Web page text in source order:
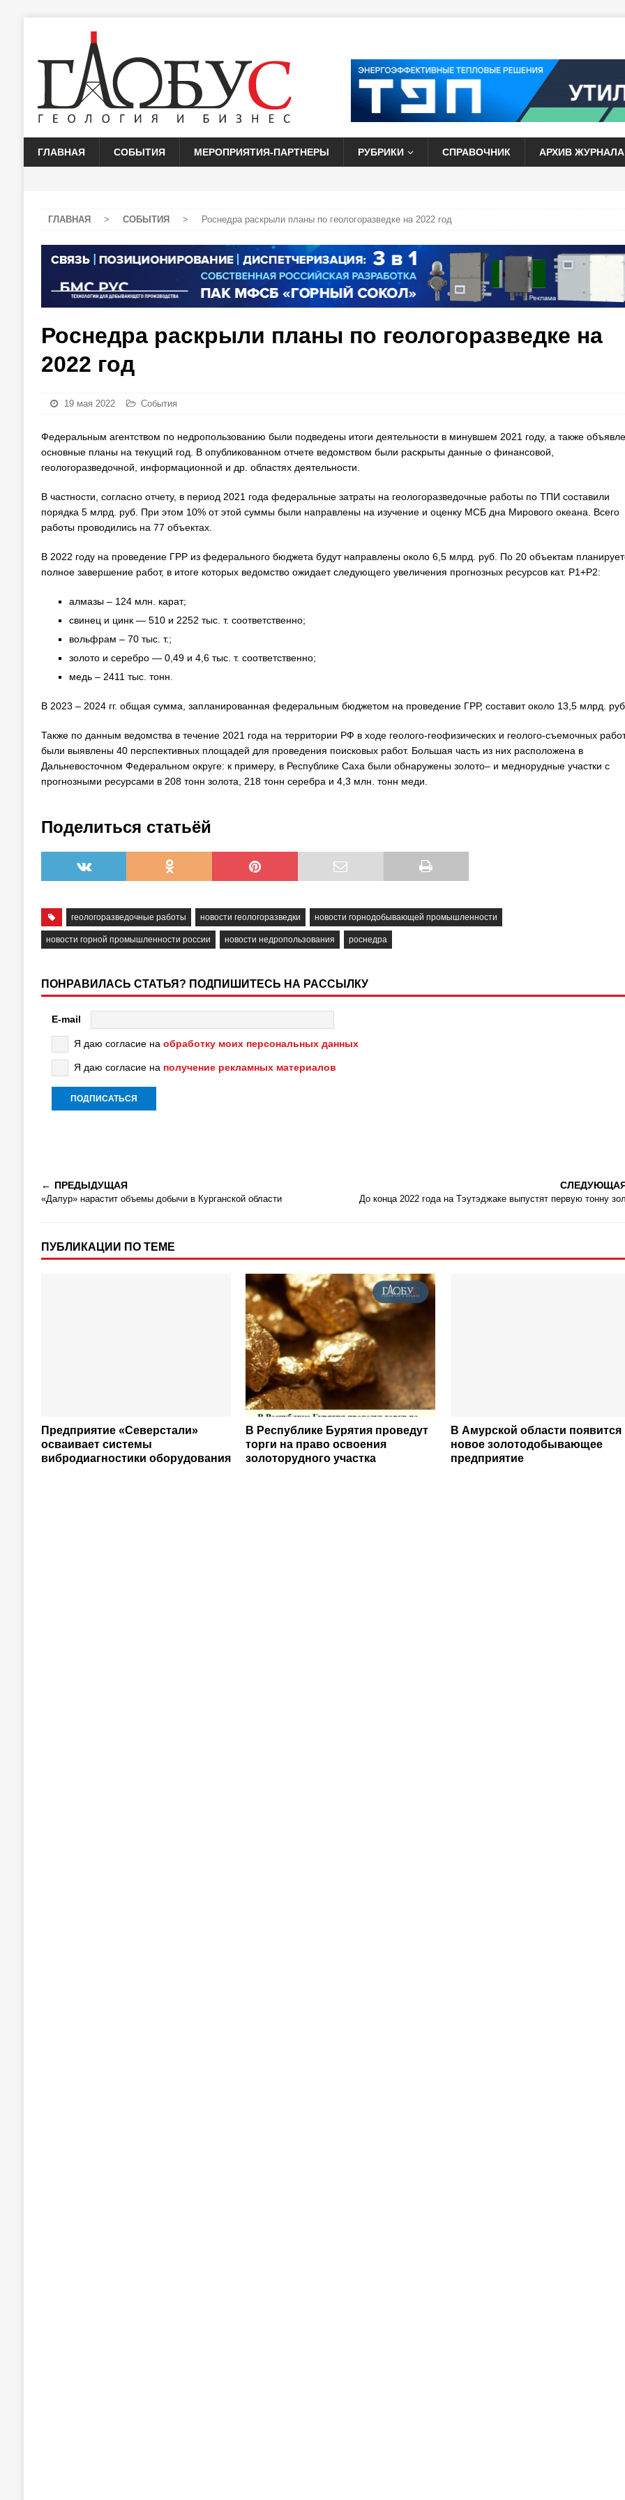
ГЛАВНАЯ СОБЫТИЯ МЕРОПРИЯТИЯ-ПАРТНЕРЫ РУБРИКИ СПРАВОЧНИК АРХИВ ЖУРНАЛА
ГЛАВНАЯ > СОБЫТИЯ > Роснедра раскрыли планы по геологоразведке на 2022 год
Роснедра раскрыли планы по геологоразведке на
2022 год
19 мая 2022 События
Федеральным агентством по недропользованию были подведены итоги деятельности в минувшем 2021 году, а также
основные планы на текущий год. В опубликованном отчете ведомством были раскрыты данные о финансовой,
геологоразведочной, информационной и др. областях деятельности.
В частности, согласно отчету, в период 2021 года федеральные затраты на геологоразведочные работы по ТПИ составили
порядка 5 млрд. руб. При этом 10% от этой суммы были направлены на изучение и оценку МСБ дна Мирового океана. Всего
работы проводились на 77 объектах.
В 2022 году на проведение ГРР из федерального бюджета будут направлены около 6,5 млрд. руб. По 20 объектам
полное завершение работ, в итоге которых ведомство ожидает следующего увеличения прогнозных ресурсов кат. Р1+Р2:
алмазы – 124 млн. карат;
свинец и цинк — 510 и 2252 тыс. т. соответственно;
вольфрам – 70 тыс. т.;
золото и серебро — 0,49 и 4,6 тыс. т. соответственно;
медь – 2411 тыс. тонн.
В 2023 – 2024 гг. общая сумма, запланированная федеральным бюджетом на проведение ГРР, составит около 13,5 млрд.
Также по данным ведомства в течение 2021 года на территории РФ в ходе геолого-геофизических и геолого-съемочных
были выявлены 40 перспективных площадей для проведения поисковых работ. Большая часть из них расположена в
Дальневосточном Федеральном округе: к примеру, в Республике Саха были обнаружены золото– и меднорудные участки с
прогнозными ресурсами в 208 тонн золота, 218 тонн серебра и 4,3 млн. тонн меди.
Поделиться статьёй
геологоразведочные работы новости геологоразведки новости горнодобывающей промышленности
новости горной промышленности россии новости недропользования роснедра
ПОНРАВИЛАСЬ СТАТЬЯ? ПОДПИШИТЕСЬ НА РАССЫЛКУ
E-mail
Я даю согласие на обработку моих персональных данных
Я даю согласие на получение рекламных материалов
ПРЕДЫДУЩАЯ
«Далур» нарастит объемы добычи в Курганской области До конца 2022 года на Тэутэджаке выпустят первую тонну
ПУБЛИКАЦИИ ПО ТЕМЕ
Предприятие «Северстали»
осваивает системы
вибродиагностики оборудования
В Республике Бурятия проведут
торги на право освоения
золоторудного участка
В Амурской области появится
новое золотодобывающее
предприятие